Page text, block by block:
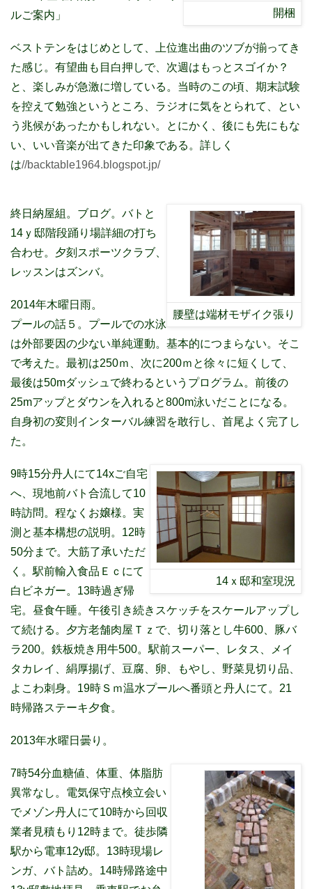
開梱
ルご案内」
ベストテンをはじめとして、上位進出曲のツブが揃ってき
た感じ。有望曲も目白押しで、次週はもっとスゴイか？
と、楽しみが急激に増している。当時のこの頃、期末試験
を控えて勉強というところ、ラジオに気をとられて、とい
う兆候があったかもしれない。とにかく、後にも先にもな
い、いい音楽が出てきた印象である。詳しく
は//backtable1964.blogspot.jp/
腰壁は端材モザイク張り
終日納屋組。ブログ。バトと
14ｙ邸階段踊り場詳細の打ち
合わせ。夕刻スポーツクラブ、
レッスンはズンバ。
2014年木曜日雨。
プールの話５。プールでの水泳
は外部要因の少ない単純運動。基本的につまらない。そこ
で考えた。最初は250ｍ、次に200ｍと徐々に短くして、
最後は50mダッシュで終わるというプログラム。前後の
25mアップとダウンを入れると800m泳いだことになる。
自身初の変則インターバル練習を敢行し、首尾よく完了し
た。
14ｘ邸和室現況
9時15分丹人にて14xご自宅
へ、現地前バト合流して10
時訪問。程なくお嬢様。実
測と基本構想の説明。 12時
50分まで。大筋了承いただ
く。駅前輸入食品Ｅｃにて
白ビネガー。 13時過ぎ帰
宅。昼食午睡。午後引き続きスケッチをスケールアップし
て続ける。夕方老舗肉屋Ｔｚで、切り落とし牛600 、豚バ
ラ200。鉄板焼き用牛500。駅前スーパー、レタス、メイ
タカレイ、絹厚揚げ、豆腐、卵、もやし、野菜見切り品、
よこわ刺身。 19時Ｓｍ温水プールへ番頭と丹人にて。 21
時帰路ステーキ夕食。
2013年水曜日曇り。
7時54分血糖値、体重、体脂肪
異常なし。電気保守点検立会い
でメゾン丹人にて10時から回収
業者見積もり12時まで。徒歩隣
駅から電車12y邸。13時現場レ
ンガ、バト詰め。14時帰路途中